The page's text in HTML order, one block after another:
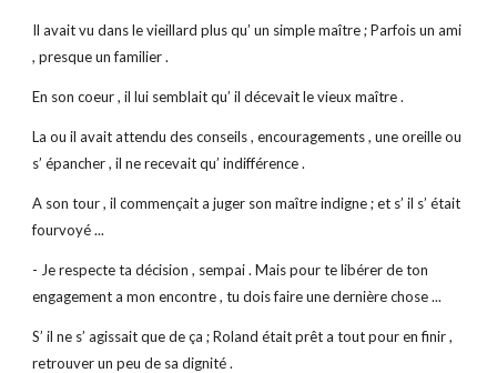
Il avait vu dans le vieillard plus qu’ un simple maître ; Parfois un ami
, presque un familier .
En son coeur , il lui semblait qu’ il décevait le vieux maître .
La ou il avait attendu des conseils , encouragements , une oreille ou
s’ épancher , il ne recevait qu’ indifférence .
A son tour , il commençait a juger son maître indigne ; et s’ il s’ était
fourvoyé ...
- Je respecte ta décision , sempai . Mais pour te libérer de ton
engagement a mon encontre , tu dois faire une dernière chose ...
S’ il ne s’ agissait que de ça ; Roland était prêt a tout pour en finir ,
retrouver un peu de sa dignité .